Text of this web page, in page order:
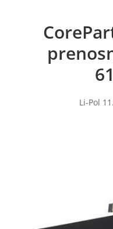
Li-Pol